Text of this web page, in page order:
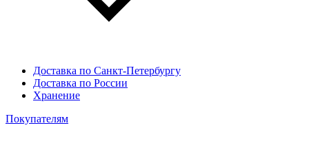
Доставка по Санкт-Петербургу
Доставка по России
Хранение
Покупателям